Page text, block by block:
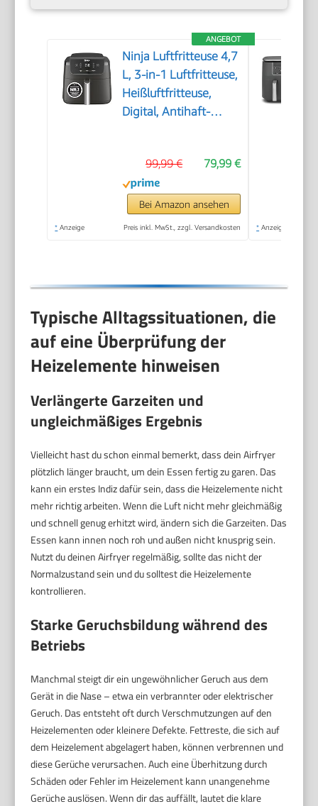
ANGEBOT
Ninja Luftfritteuse 4,7
L, 3-in-1 Luftfritteuse,
Heißluftfritteuse,
Digital, Antihaft-
79,99 €
99,99 €
Bei Amazon ansehen
* Anzeige Preis inkl. MwSt., zzgl. Versandkosten * Anzeige
Typische Alltagssituationen, die
auf eine Überprüfung der
Heizelemente hinweisen
Verlängerte Garzeiten und
ungleichmäßiges Ergebnis
Vielleicht hast du schon einmal bemerkt, dass dein Airfryer
plötzlich länger braucht, um dein Essen fertig zu garen. Das
kann ein erstes Indiz dafür sein, dass die Heizelemente nicht
mehr richtig arbeiten. Wenn die Luft nicht mehr gleichmäßig
und schnell genug erhitzt wird, ändern sich die Garzeiten. Das
Essen kann innen noch roh und außen nicht knusprig sein.
Nutzt du deinen Airfryer regelmäßig, sollte das nicht der
Normalzustand sein und du solltest die Heizelemente
kontrollieren.
Starke Geruchsbildung während des
Betriebs
Manchmal steigt dir ein ungewöhnlicher Geruch aus dem
Gerät in die Nase – etwa ein verbrannter oder elektrischer
Geruch. Das entsteht oft durch Verschmutzungen auf den
Heizelementen oder kleinere Defekte. Fettreste, die sich auf
dem Heizelement abgelagert haben, können verbrennen und
diese Gerüche verursachen. Auch eine Überhitzung durch
Schäden oder Fehler im Heizelement kann unangenehme
Gerüche auslösen. Wenn dir das auffällt, lautet die klare